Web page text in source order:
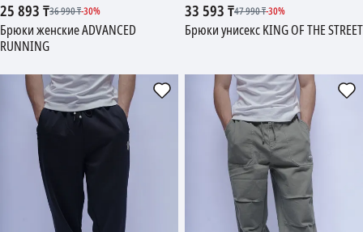
25 893₸36 990₸-30%
Брюки женские ADVANCED
RUNNING
33 593₸47 990₸-30%
Брюки унисекс KING OF THE STREET